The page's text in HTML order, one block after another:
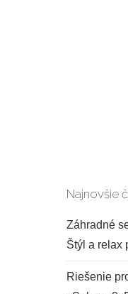
Najnovšie
Záhradné
Štýl a relax
Riešenie